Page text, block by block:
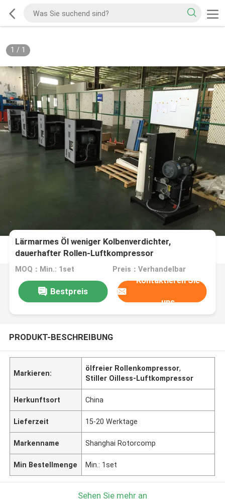
1 / 1
Lärmarmes Öl weniger Kolbenverdichter,
dauerhafter Rollen-Luftkompressor
MOQ：Min.: 1set Preis：Verhandelbar
Bestpreis
Kontaktieren Sie
uns
PRODUKT-BESCHREIBUNG
Markieren:
ölfreier Rollenkompressor,
Stiller Oilless-Luftkompressor
Herkunftsort China
Lieferzeit 15-20 Werktage
Markenname Shanghai Rotorcomp
Min Bestellmenge Min.: 1set
Sehen Sie mehr an